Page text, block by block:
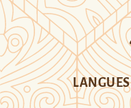
LANGUES